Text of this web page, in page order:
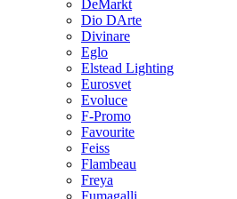
DeMarkt
Dio DArte
Divinare
Eglo
Elstead Lighting
Eurosvet
Evoluce
F-Promo
Favourite
Feiss
Flambeau
Freya
Fumagalli